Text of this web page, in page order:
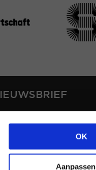
OK
Aanpassen
nieuws via de